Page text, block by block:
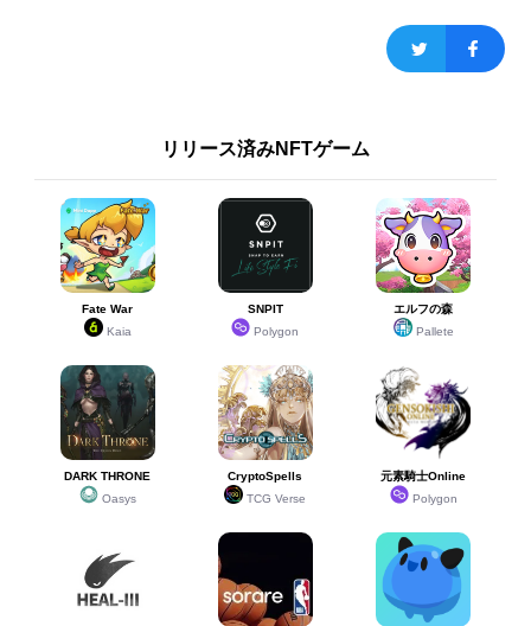
リリース済みNFTゲーム
Fate War
Kaia
SNPIT
Polygon
エルフの森
Pallete
DARK THRONE
Oasys
CryptoSpells
TCG Verse
元素騎士Online
Polygon